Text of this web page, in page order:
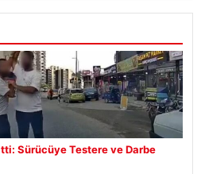
Sürücüye Testere ve Darbe